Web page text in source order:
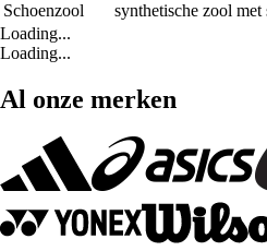
Schoenzool
synthetische zool met
Loading...
Loading...
Al onze merken